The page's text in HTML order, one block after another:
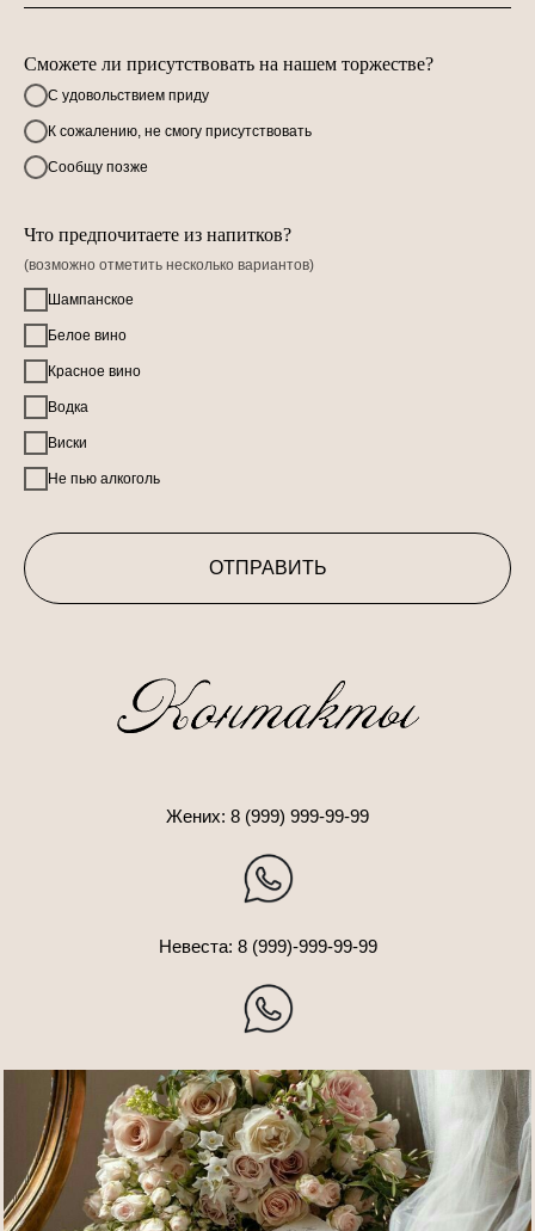
Сможете ли присутствовать на нашем торжестве?
С удовольствием приду
К сожалению, не смогу присутствовать
Сообщу позже
Что предпочитаете из напитков?
(возможно отметить несколько вариантов)
Шампанское
Белое вино
Красное вино
Водка
Виски
Не пью алкоголь
ОТПРАВИТЬ
Жених: 8 (999) 999-99-99
Невеста: 8 (999)-999-99-99